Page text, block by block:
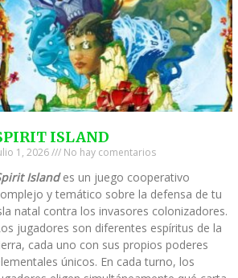
ISLAND
1, 2026 No hay comentarios
Islandes un juego cooperativo
y temático sobre la defensa de tu
natal contra los invasores colonizadores.
jugadores son diferentes espíritus de la
cada uno con sus propios poderes
únicos. En cada turno, los